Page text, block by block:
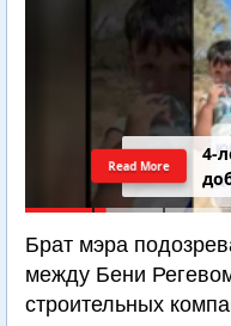
4-
Read More
Брат мэра
между Бени
строительных